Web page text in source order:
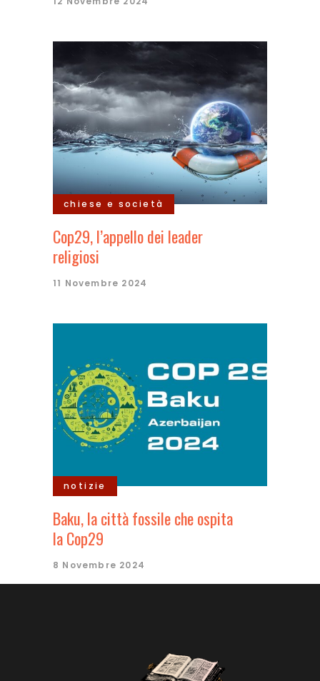
chiese e società
Cop29, l’appello dei leader
religiosi
11 Novembre 2024
notizie
Baku, la città fossile che ospita
la Cop29
8 Novembre 2024